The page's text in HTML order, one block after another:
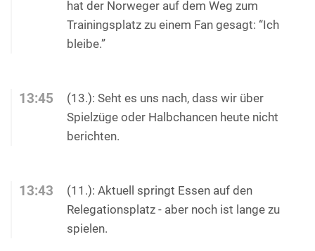
hat der Norweger auf dem Weg zum
Trainingsplatz zu einem Fan gesagt: “Ich
bleibe.”
13:45
(13.): Seht es uns nach, dass wir über
Spielzüge oder Halbchancen heute nicht
berichten.
13:43
(11.): Aktuell springt Essen auf den
Relegationsplatz - aber noch ist lange zu
spielen.